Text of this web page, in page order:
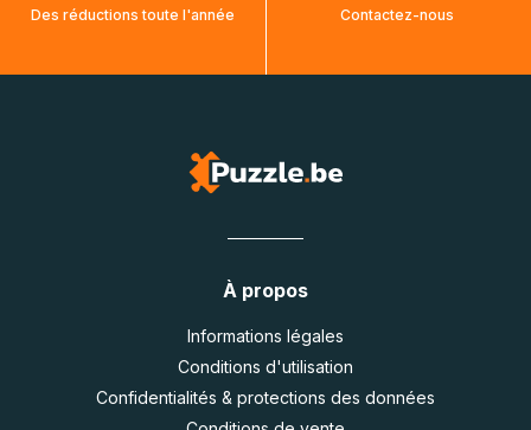
Des réductions toute l'année
Contactez-nous
À propos
Informations légales
Conditions d'utilisation
Confidentialités & protections des données